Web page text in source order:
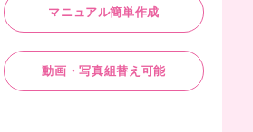
マニュアル簡単作成
動画・写真組替え可能